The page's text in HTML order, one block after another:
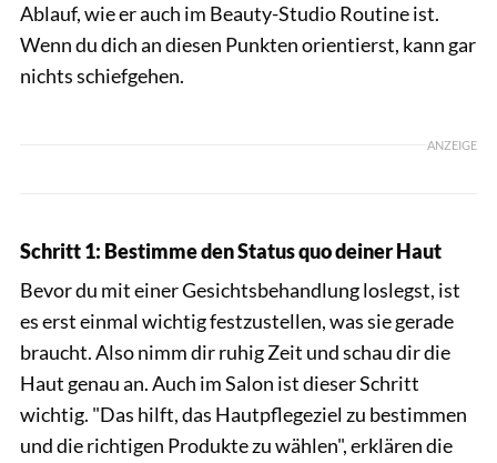
Ablauf, wie er auch im Beauty-Studio Routine ist.
Wenn du dich an diesen Punkten orientierst, kann gar
nichts schiefgehen.
ANZEIGE
Schritt 1: Bestimme den Status quo deiner Haut
Bevor du mit einer Gesichtsbehandlung loslegst, ist
es erst einmal wichtig festzustellen, was sie gerade
braucht. Also nimm dir ruhig Zeit und schau dir die
Haut genau an. Auch im Salon ist dieser Schritt
wichtig. "Das hilft, das Hautpflegeziel zu bestimmen
und die richtigen Produkte zu wählen", erklären die